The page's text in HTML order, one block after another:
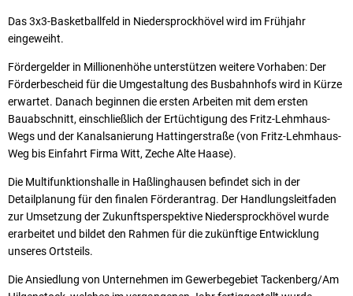
Das 3x3-Basketballfeld in Niedersprockhövel wird im Frühjahr
eingeweiht.
Fördergelder in Millionenhöhe unterstützen weitere Vorhaben: Der
Förderbescheid für die Umgestaltung des Busbahnhofs wird in Kürze
erwartet. Danach beginnen die ersten Arbeiten mit dem ersten
Bauabschnitt, einschließlich der Ertüchtigung des Fritz-Lehmhaus-
Wegs und der Kanalsanierung Hattingerstraße (von Fritz-Lehmhaus-
Weg bis Einfahrt Firma Witt, Zeche Alte Haase).
Die Multifunktionshalle in Haßlinghausen befindet sich in der
Detailplanung für den finalen Förderantrag. Der Handlungsleitfaden
zur Umsetzung der Zukunftsperspektive Niedersprockhövel wurde
erarbeitet und bildet den Rahmen für die zukünftige Entwicklung
unseres Ortsteils.
Die Ansiedlung von Unternehmen im Gewerbegebiet Tackenberg/Am